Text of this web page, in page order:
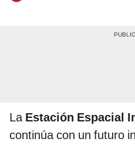
La Estación Espacial
continúa con un futuro